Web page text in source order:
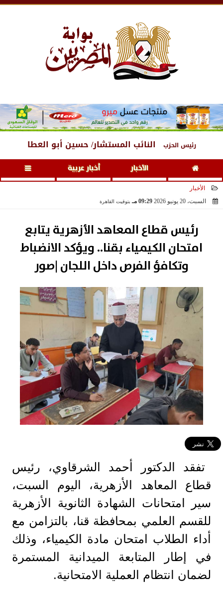
رئيس الحزب النائب المستشار/ حسين أبو العطا
الأخبار أخبار عربية
الأخبار
السبت، 20 يونيو 2026
09:29 مـ بتوقيت القاهرة
رئيس قطاع المعاهد الأزهرية يتابع
امتحان الكيمياء بقنا.. ويؤكد الانضباط
وتكافؤ الفرص داخل اللجان |صور
تفقد الدكتور أحمد الشرقاوي، رئيس
قطاع المعاهد الأزهرية، اليوم السبت،
سير امتحانات الشهادة الثانوية الأزهرية
للقسم العلمي بمحافظة قنا، بالتزامن مع
أداء الطلاب امتحان مادة الكيمياء، وذلك
في إطار المتابعة الميدانية المستمرة
لضمان انتظام العملية الامتحانية.